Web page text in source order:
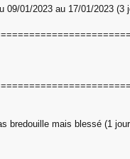
09/01/2023 au 17/01/2023 (3
bredouille mais blessé (1